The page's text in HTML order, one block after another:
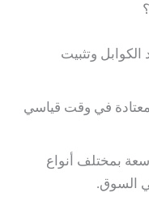
وتثبيت
في وقت قياسي
بمختلف أنواع
السوق.